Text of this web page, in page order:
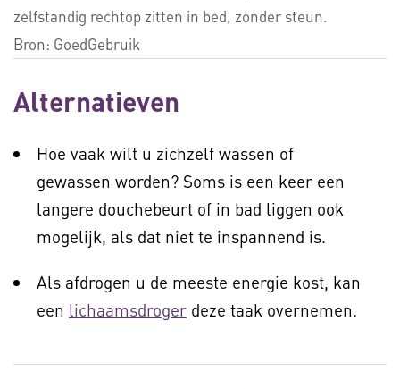
zelfstandig rechtop zitten in bed, zonder steun.
Bron: GoedGebruik
Alternatieven
Hoe vaak wilt u zichzelf wassen of
gewassen worden? Soms is een keer een
langere douchebeurt of in bad liggen ook
mogelijk, als dat niet te inspannend is.
Als afdrogen u de meeste energie kost, kan
een lichaamsdroger deze taak overnemen.